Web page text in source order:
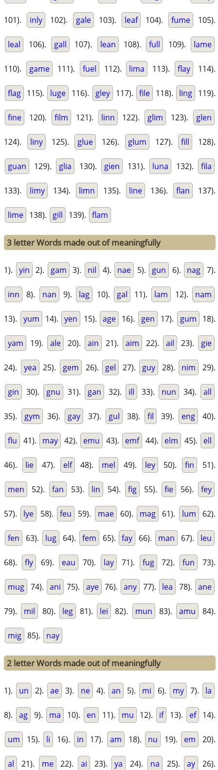
101). inly 102). gale 103). leaf 104). fume 105).
leal 106). gall 107). lean 108). full 109). lame
110). game 111). fuel 112). lima 113). flay 114).
flag 115). luge 116). gley 117). file 118). ling 119).
fine 120). film 121). linn 122). glim 123). glen
124). liny 125). glue 126). glum 127). fill 128).
guan 129). glia 130). gien 131). luna 132). fila
133). limy 134). limn 135). line 136). flan 137).
lime 138). gill 139). flam
3 letter Words made out of meaningfully
1). yin 2). gam 3). nil 4). nae 5). gun 6). nag 7).
inn 8). nan 9). lag 10). gal 11). lam 12). nam
13). yum 14). yen 15). age 16). gen 17). gum 18).
yam 19). ale 20). ain 21). aim 22). ail 23). gie
24). yea 25). gem 26). gel 27). guy 28). nim 29).
gin 30). gnu 31). gan 32). ill 33). nun 34). all
35). gym 36). gay 37). gul 38). fil 39). eng 40).
flu 41). may 42). emu 43). emf 44). elm 45). ell
46). lie 47). elf 48). mel 49). ley 50). fin 51).
men 52). fan 53). lin 54). fig 55). fie 56). fey
57). lye 58). feu 59). mae 60). mag 61). lum 62).
fen 63). lug 64). fem 65). fay 66). man 67). leu
68). fly 69). eau 70). lay 71). fug 72). fun 73).
mug 74). ani 75). aye 76). any 77). lea 78). ane
79). mil 80). leg 81). lei 82). mun 83). amu 84).
mig 85). nay
2 letter Words made out of meaningfully
1). un 2). ae 3). ne 4). an 5). mi 6). my 7). la
8). ag 9). ma 10). en 11). mu 12). if 13). ef 14).
um 15). li 16). in 17). am 18). nu 19). em 20).
al 21). me 22). ai 23). ya 24). na 25). ay 26).